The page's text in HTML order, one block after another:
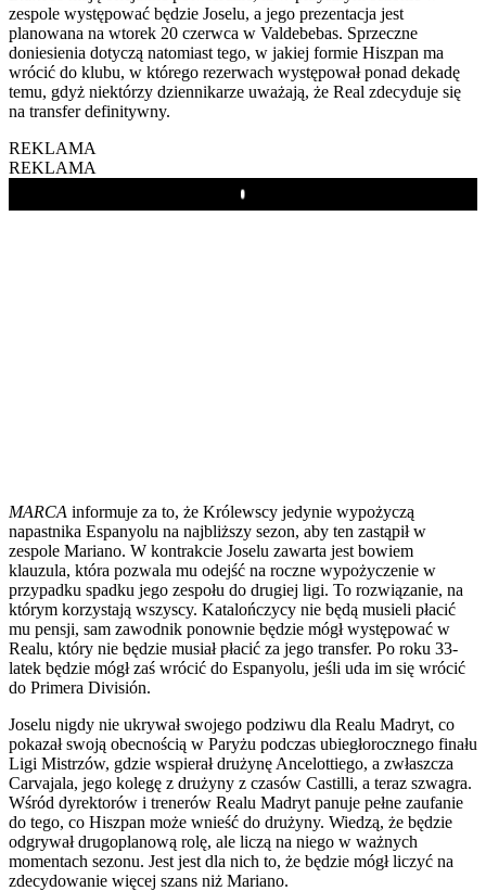
zespole występować będzie Joselu, a jego prezentacja jest
planowana na wtorek 20 czerwca w Valdebebas. Sprzeczne
doniesienia dotyczą natomiast tego, w jakiej formie Hiszpan ma
wrócić do klubu, w którego rezerwach występował ponad dekadę
temu, gdyż niektórzy dziennikarze uważają, że Real zdecyduje się
na transfer definitywny.
REKLAMA
REKLAMA
Play
MARCA informuje za to, że Królewscy jedynie wypożyczą
napastnika Espanyolu na najbliższy sezon, aby ten zastąpił w
zespole Mariano. W kontrakcie Joselu zawarta jest bowiem
klauzula, która pozwala mu odejść na roczne wypożyczenie w
przypadku spadku jego zespołu do drugiej ligi. To rozwiązanie, na
którym korzystają wszyscy. Katalończycy nie będą musieli płacić
mu pensji, sam zawodnik ponownie będzie mógł występować w
Realu, który nie będzie musiał płacić za jego transfer. Po roku 33-
latek będzie mógł zaś wrócić do Espanyolu, jeśli uda im się wrócić
do Primera División.
Joselu nigdy nie ukrywał swojego podziwu dla Realu Madryt, co
pokazał swoją obecnością w Paryżu podczas ubiegłorocznego finału
Ligi Mistrzów, gdzie wspierał drużynę Ancelottiego, a zwłaszcza
Carvajala, jego kolegę z drużyny z czasów Castilli, a teraz szwagra.
Wśród dyrektorów i trenerów Realu Madryt panuje pełne zaufanie
do tego, co Hiszpan może wnieść do drużyny. Wiedzą, że będzie
odgrywał drugoplanową rolę, ale liczą na niego w ważnych
momentach sezonu. Jest jest dla nich to, że będzie mógł liczyć na
zdecydowanie więcej szans niż Mariano.